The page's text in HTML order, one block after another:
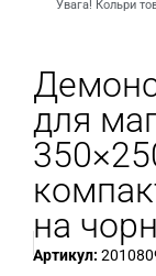
Увага! Кольри
для
на
Артикул: